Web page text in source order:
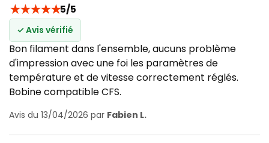
★★★★★5/5
✓ Avis vérifié
Bon filament dans l'ensemble, aucuns problème
d'impression avec une foi les paramètres de
température et de vitesse correctement réglés.
Bobine compatible CFS.
Avis du 13/04/2026 par Fabien L.